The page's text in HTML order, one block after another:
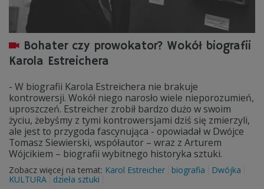
Bohater czy prowokator? Wokół biografii
Karola Estreichera
- W biografii Karola Estreichera nie brakuje
kontrowersji. Wokół niego narosło wiele nieporozumień,
uproszczeń. Estreicher zrobił bardzo dużo w swoim
życiu, żebyśmy z tymi kontrowersjami dziś się zmierzyli,
ale jest to przygoda fascynująca - opowiadał w Dwójce
Tomasz Siewierski, współautor – wraz z Arturem
Wójcikiem – biografii wybitnego historyka sztuki.
Zobacz więcej na temat: Karol Estreicher biografia
Dwójka
KULTURA
dzieła sztuki